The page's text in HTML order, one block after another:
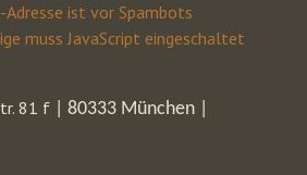
Adresse ist vor Spambots
muss JavaScript eingeschaltet
81 f
| 80333 München |